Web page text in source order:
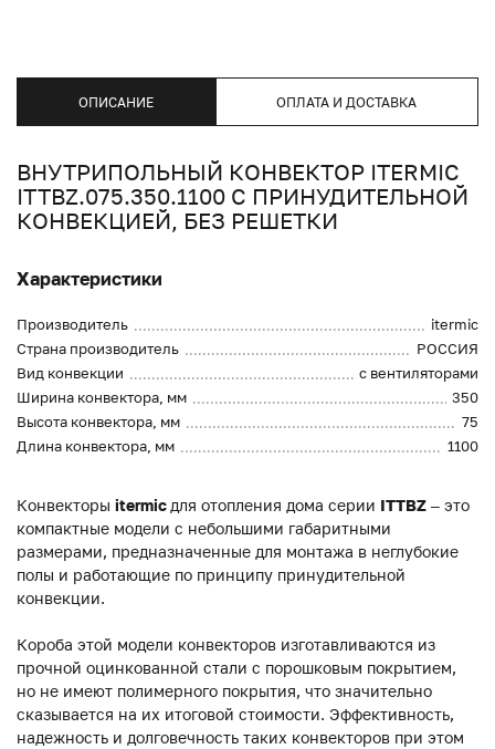
ОПИСАНИЕ ОПЛАТА И ДОСТАВКА
ВНУТРИПОЛЬНЫЙ КОНВЕКТОР ITERMIC
ITTBZ.075.350.1100 С ПРИНУДИТЕЛЬНОЙ
КОНВЕКЦИЕЙ, БЕЗ РЕШЕТКИ
Характеристики
Производитель
itermic
Страна производитель
РОССИЯ
Вид конвекции
с вентиляторами
Ширина конвектора, мм
350
Высота конвектора, мм
75
Длина конвектора, мм
1100
Конвекторы itermic для отопления дома серии ITTBZ – это
компактные модели с небольшими габаритными
размерами, предназначенные для монтажа в неглубокие
полы и работающие по принципу принудительной
конвекции.
Короба этой модели конвекторов изготавливаются из
прочной оцинкованной стали с порошковым покрытием,
но не имеют полимерного покрытия, что значительно
сказывается на их итоговой стоимости. Эффективность,
надежность и долговечность таких конвекторов при этом